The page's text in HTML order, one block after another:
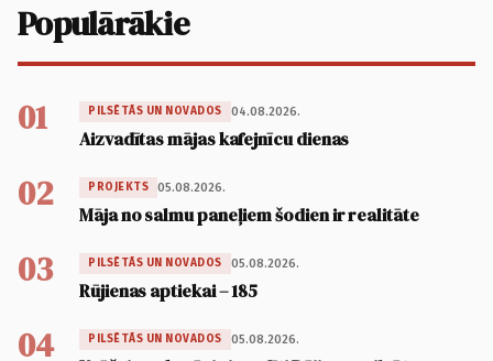
Populārākie
01 PILSĒTĀS UN NOVADOS 04.08.2026.
Aizvadītas mājas kafejnīcu dienas
02 PROJEKTS 05.08.2026.
Māja no salmu paneļiem šodien ir realitāte
03 PILSĒTĀS UN NOVADOS 05.08.2026.
Rūjienas aptiekai – 185
04 PILSĒTĀS UN NOVADOS 05.08.2026.